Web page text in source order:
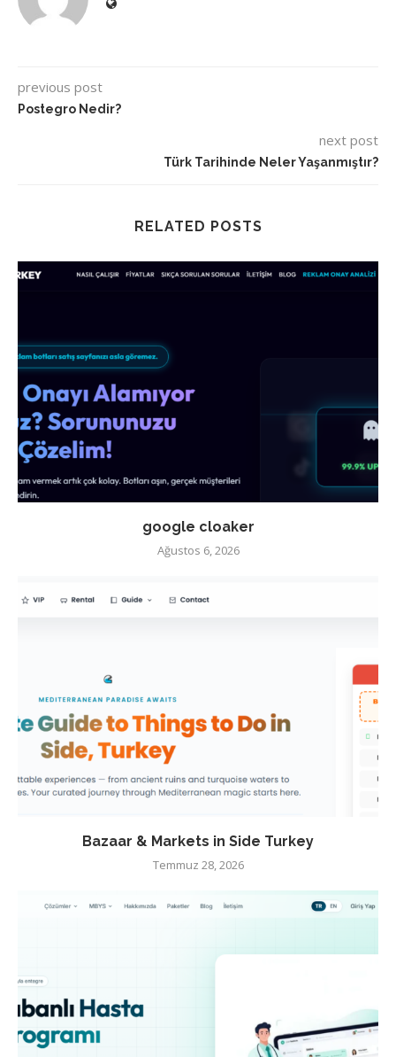
previous post
Postegro Nedir?
next post
Türk Tarihinde Neler Yaşanmıştır?
RELATED POSTS
google cloaker
Ağustos 6, 2026
Bazaar & Markets in Side Turkey
Temmuz 28, 2026